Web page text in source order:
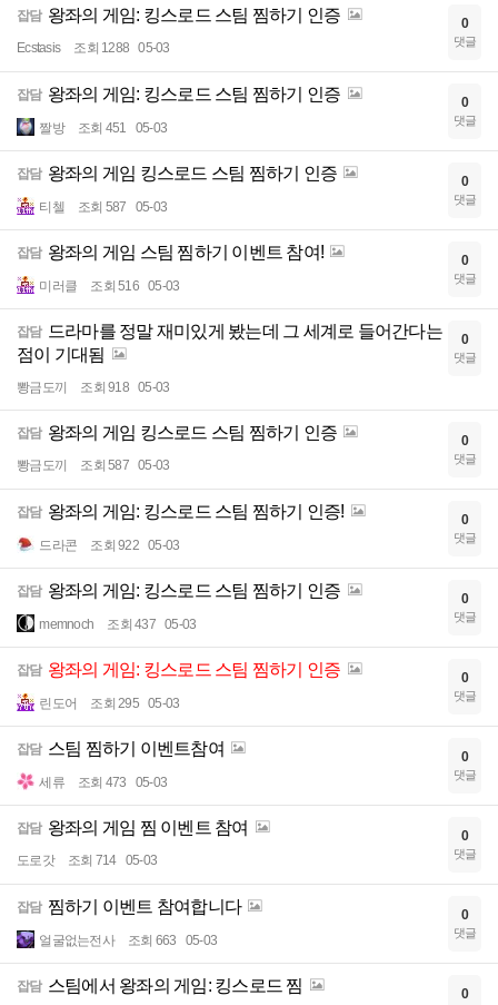
잡담 왕좌의 게임: 킹스로드 스팀 찜하기 인증
Ecstasis 조회 1288 05-03
0
댓글
잡담 왕좌의 게임: 킹스로드 스팀 찜하기 인증
짤방 조회 451 05-03
0
댓글
잡담 왕좌의 게임 킹스로드 스팀 찜하기 인증
티첼 조회 587 05-03
0
댓글
잡담 왕좌의 게임 스팀 찜하기 이벤트 참여!
미러클 조회 516 05-03
0
댓글
잡담 드라마를 정말 재미있게 봤는데 그 세계로 들어간다는
점이 기대됨
뽱금도끼 조회 918 05-03
0
댓글
잡담 왕좌의 게임 킹스로드 스팀 찜하기 인증
뽱금도끼 조회 587 05-03
0
댓글
잡담 왕좌의 게임: 킹스로드 스팀 찜하기 인증!
드라콘 조회 922 05-03
0
댓글
잡담 왕좌의 게임: 킹스로드 스팀 찜하기 인증
memnoch 조회 437 05-03
0
댓글
잡담 왕좌의 게임: 킹스로드 스팀 찜하기 인증
린도어 조회 295 05-03
0
댓글
잡담 스팀 찜하기 이벤트참여
세류 조회 473 05-03
0
댓글
잡담 왕좌의 게임 찜 이벤트 참여
도로갓 조회 714 05-03
0
댓글
잡담 찜하기 이벤트 참여합니다
얼굴없는전사 조회 663 05-03
0
댓글
잡담 스팀에서 왕좌의 게임: 킹스로드 찜 0